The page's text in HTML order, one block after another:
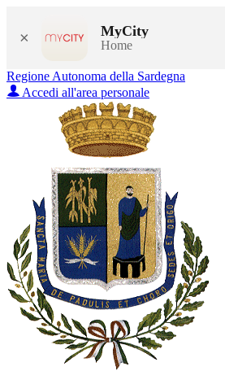
× MyCity
Home
Regione Autonoma della Sardegna
Accedi all'area personale